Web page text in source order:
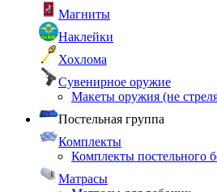
Магниты
Наклейки
Хохлома
Сувенирное оружие
Макеты оружия (не
Постельная группа
Комплекты
Комплекты постельного
Матрасы